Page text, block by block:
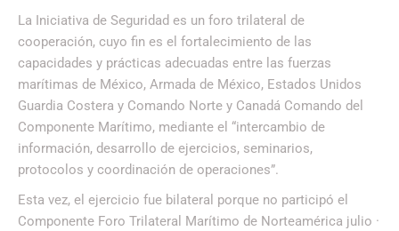
La Iniciativa de Seguridad es un foro trilateral de
cooperación, cuyo fin es el fortalecimiento de las
capacidades y prácticas adecuadas entre las fuerzas
marítimas de México, Armada de México, Estados Unidos
Guardia Costera y Comando Norte y Canadá Comando del
Componente Marítimo, mediante el “intercambio de
información, desarrollo de ejercicios, seminarios,
protocolos y coordinación de operaciones”.
Esta vez, el ejercicio fue bilateral porque no participó el
Componente Foro Trilateral Marítimo de Norteamérica julio ·